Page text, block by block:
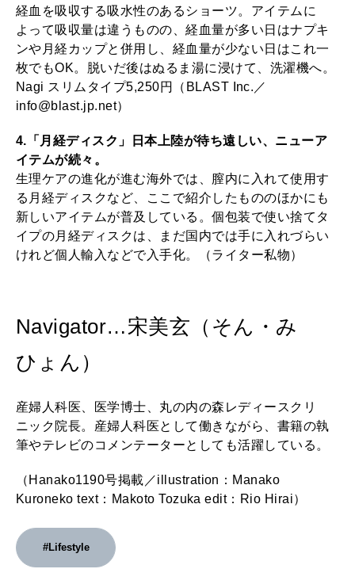
経血を吸収する吸水性のあるショーツ。アイテムに
よって吸収量は違うものの、経血量が多い日はナプキ
ンや月経カップと併用し、経血量が少ない日はこれ一
枚でもOK。脱いだ後はぬるま湯に浸けて、洗濯機へ。
Nagi スリムタイプ5,250円（BLAST Inc.／
info@blast.jp.net）
4.「月経ディスク」日本上陸が待ち遠しい、ニューア
イテムが続々。
生理ケアの進化が進む海外では、膣内に入れて使用す
る月経ディスクなど、ここで紹介したもののほかにも
新しいアイテムが普及している。個包装で使い捨てタ
イプの月経ディスクは、まだ国内では手に入れづらい
けれど個人輸入などで入手化。（ライター私物）
Navigator…宋美玄（そん・み
ひょん）
産婦人科医、医学博士、丸の内の森レディースクリ
ニック院長。産婦人科医として働きながら、書籍の執
筆やテレビのコメンテーターとしても活躍している。
（Hanako1190号掲載／illustration：Manako
Kuroneko text：Makoto Tozuka edit：Rio Hirai）
#Lifestyle